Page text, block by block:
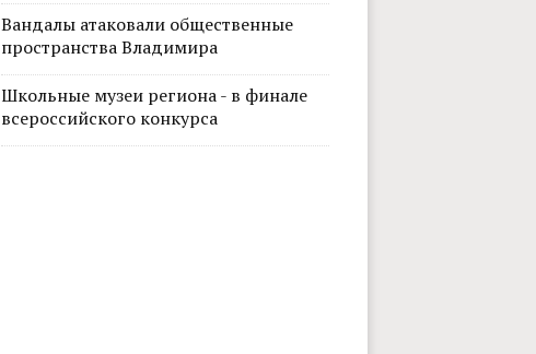
Вандалы атаковали общественные
пространства Владимира
Школьные музеи региона - в финале
всероссийского конкурса